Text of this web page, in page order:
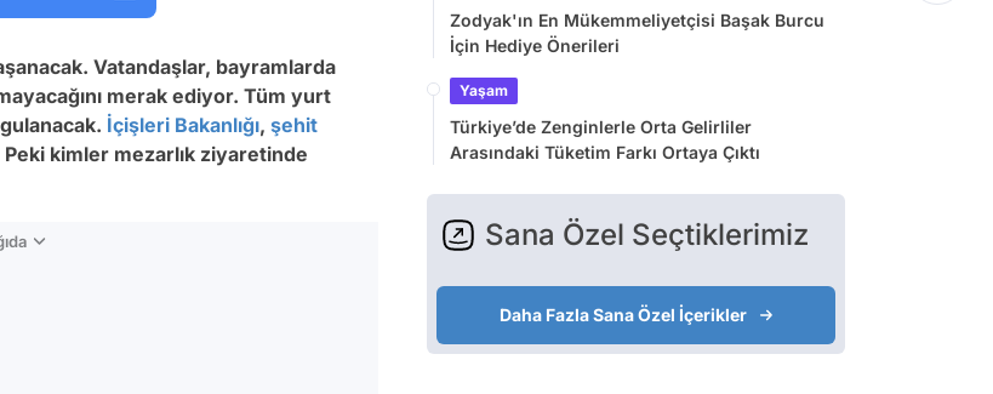
Vatandaşlar, bayramlarda
merak ediyor. Tüm yurt
İçişleri Bakanlığı, şehit
kimler mezarlık ziyaretinde
Zodyak'ın En Mükemmeliyetçisi Başak Burcu
İçin Hediye Önerileri
Yaşam
Türkiye’de Zenginlerle Orta Gelirliler
Arasındaki Tüketim Farkı Ortaya Çıktı
Sana Özel Seçtiklerimiz
Daha Fazla Sana Özel İçerikler